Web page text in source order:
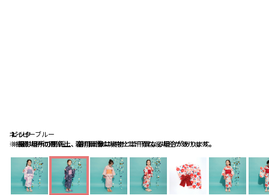
ネイビーブルー
※撮影場所の関係上、着用画像は実物と若干異なる場合があります。
ピンク
※撮影場所の関係上、着用画像は実物と若干異なる場合があります。
レッド
※撮影場所の関係上、着用画像は実物と若干異なる場合があります。